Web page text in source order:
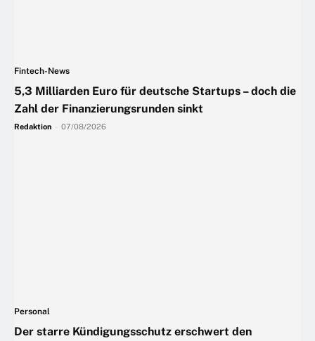
Fintech-News
5,3 Milliarden Euro für deutsche Startups – doch die
Zahl der Finanzierungsrunden sinkt
Redaktion 07/08/2026
Personal
Der starre Kündigungsschutz erschwert den